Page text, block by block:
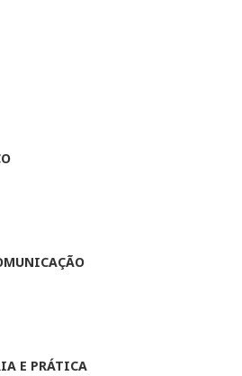
E PRÁTICA